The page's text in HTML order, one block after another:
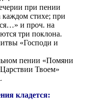
при пении
стихе; при
и проч. на
три поклона.
«Господи и
пении «Помяни
Твоем»
кладется: